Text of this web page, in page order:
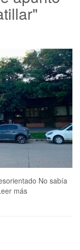
No sabía
más